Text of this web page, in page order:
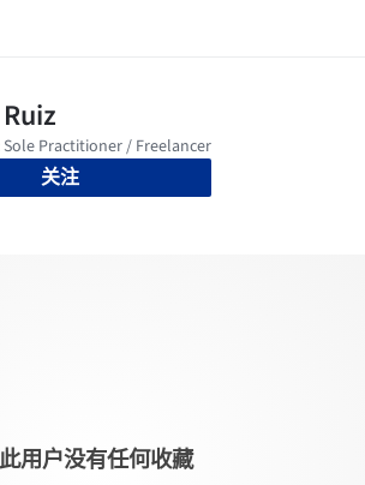
关注
此用户没有任何收藏